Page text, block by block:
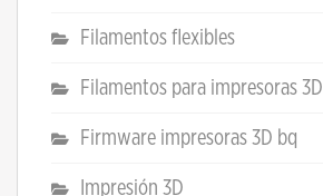
Filamentos flexibles
Filamentos para impresoras 3D
Firmware impresoras 3D bq
Impresión 3D